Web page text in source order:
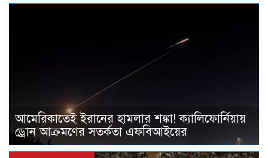
আমেরিকাতেই ইরানের হামলার শঙ্কা! ক্যালিফোর্নিয়ায়
ড্রোন আক্রমণের সতর্কতা এফবিআইয়ের